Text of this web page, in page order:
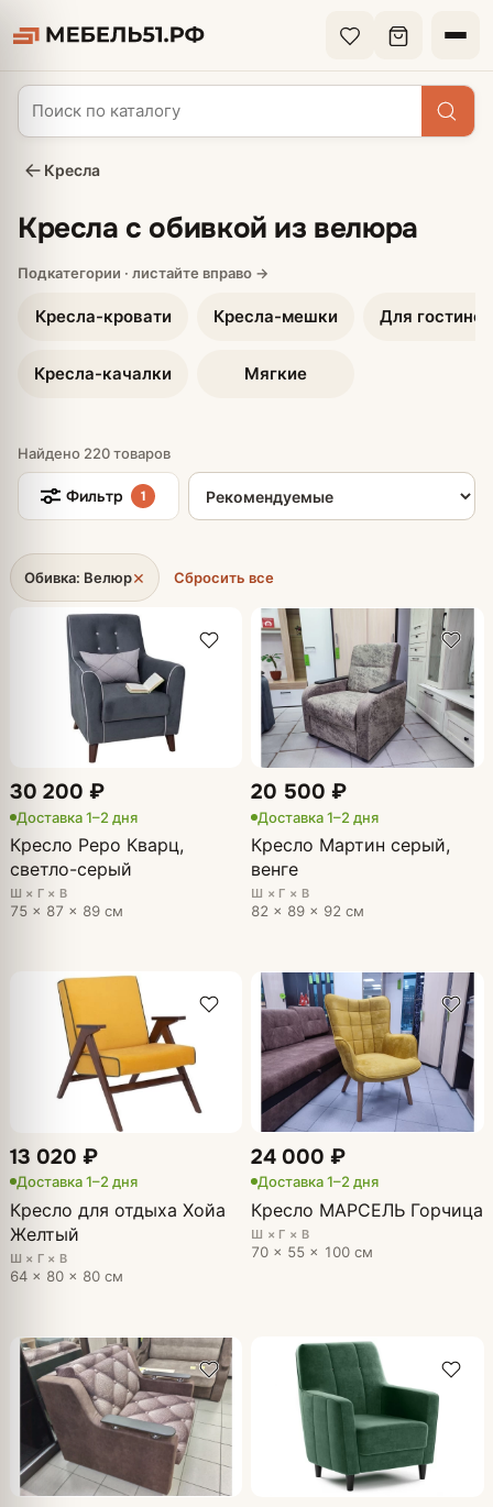
Кресла
Кресла с обивкой из велюра
Кресла-кровати
Кресла-качалки
Кресла-мешки
Мягкие
Для гостиной
Найдено 220 товаров
Фильтр 1
Сортировка товаров
Обивка: Велюр× Сбросить все
30 200 ₽
Доставка 1–2 дня
Кресло Реро Кварц,
светло-серый
Ш × Г × В
75 × 87 × 89 см
20 500 ₽
Доставка 1–2 дня
Кресло Мартин серый,
венге
Ш × Г × В
82 × 89 × 92 см
13 020 ₽
Доставка 1–2 дня
Кресло для отдыха Хойа
Желтый
Ш × Г × В
64 × 80 × 80 см
24 000 ₽
Доставка 1–2 дня
Кресло МАРСЕЛЬ Горчица
Ш × Г × В
70 × 55 × 100 см